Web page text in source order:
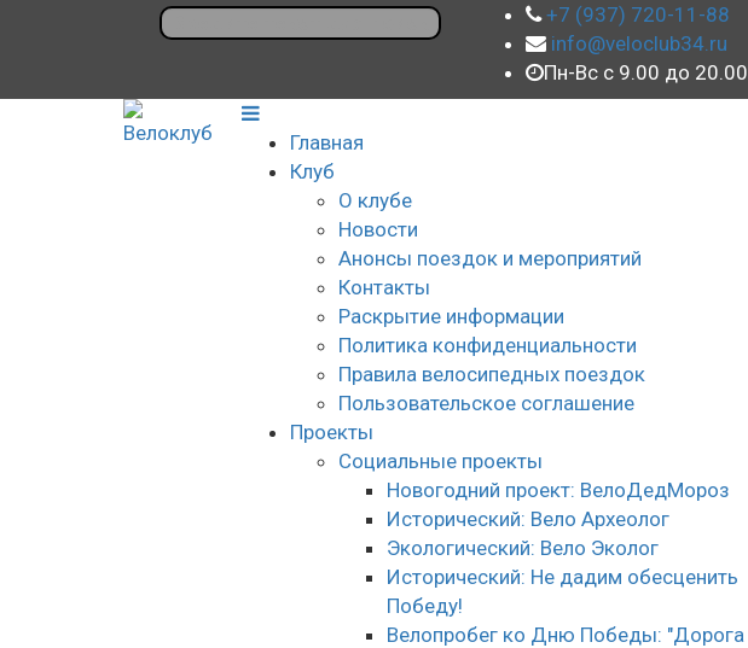
+7 (937) 720-11-88
info@veloclub34.ru
Пн-Вс с 9.00 до 20.00
Главная
Клуб
О клубе
Новости
Анонсы поездок и мероприятий
Контакты
Раскрытие информации
Политика конфиденциальности
Правила велосипедных поездок
Пользовательское соглашение
Проекты
Социальные проекты
Новогодний проект: ВелоДедМороз
Исторический: Вело Археолог
Экологический: Вело Эколог
Исторический: Не дадим обесценить
Победу!
Велопробег ко Дню Победы: "Дорога